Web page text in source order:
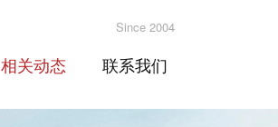
Since 2004
相关动态 联系我们